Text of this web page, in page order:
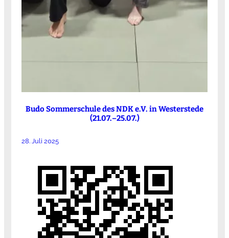
Budo Sommerschule des NDK e.V. in Westerstede
(21.07.–25.07.)
28. Juli 2025